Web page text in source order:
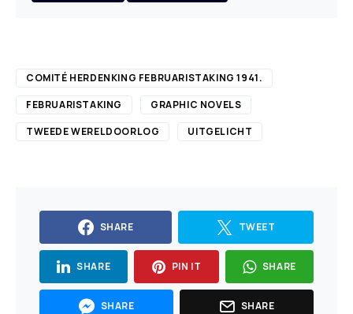
COMITÉ HERDENKING FEBRUARISTAKING 1941.
FEBRUARISTAKING
GRAPHIC NOVELS
TWEEDE WERELDOORLOG
UITGELICHT
SHARE TWEET
SHARE PIN IT SHARE
SHARE SHARE